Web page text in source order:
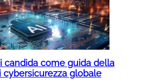
candida come guida della
cybersicurezza globale